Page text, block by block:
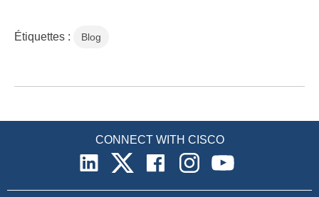
Étiquettes : Blog
CONNECT WITH CISCO